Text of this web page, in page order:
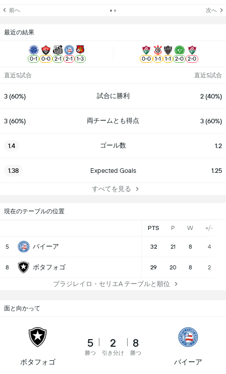
前へ 次へ
最近の結果
0-1 0-0 2-1 2-1 1-3 0-0 1-1 1-1 2-0 2-0
直近5試合 直近5試合
3 (60%) 試合に勝利 2 (40%)
3 (60%) 両チームとも得点 3 (60%)
1.4 ゴール数 1.2
1.38 Expected Goals 1.25
すべてを見る
現在のテーブルの位置
PTS P W +/-
5 バイーア 32 21 8 4
8 ボタフォゴ 29 20 8 2
ブラジレイロ・セリエA テーブルと順位
面と向かって
ボタフォゴ
5
勝つ
2
引き分け
8
勝つ
バイーア